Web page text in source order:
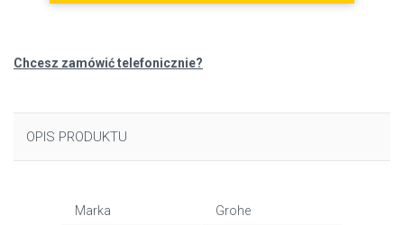
Chcesz zamówić telefonicznie?
OPIS PRODUKTU
Marka
Grohe